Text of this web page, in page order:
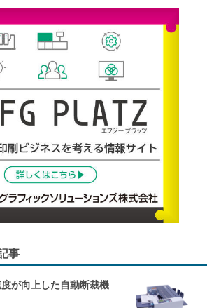
事
が向上した自動断裁機